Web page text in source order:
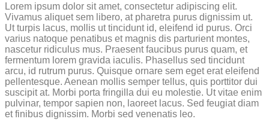
Lorem ipsum dolor sit amet, consectetur adipiscing elit.
Vivamus aliquet sem libero, at pharetra purus dignissim ut.
Ut turpis lacus, mollis ut tincidunt id, eleifend id purus. Orci
varius natoque penatibus et magnis dis parturient montes,
nascetur ridiculus mus. Praesent faucibus purus quam, et
fermentum lorem gravida iaculis. Phasellus sed tincidunt
arcu, id rutrum purus. Quisque ornare sem eget erat eleifend
pellentesque. Aenean mollis semper tellus, quis porttitor dui
suscipit at. Morbi porta fringilla dui eu molestie. Ut vitae enim
pulvinar, tempor sapien non, laoreet lacus. Sed feugiat diam
et finibus dignissim. Morbi sed venenatis leo.